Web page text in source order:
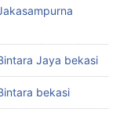
Jaya bekasi
bekasi